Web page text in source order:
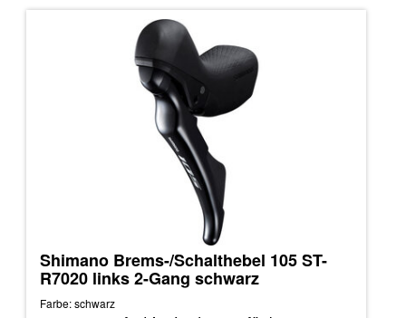
Shimano Brems-/Schalthebel 105 ST-
R7020 links 2-Gang schwarz
Farbe: schwarz